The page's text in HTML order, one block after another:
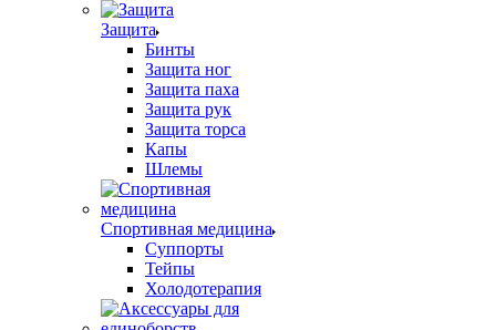
Защита
Бинты
Защита ног
Защита паха
Защита рук
Защита торса
Капы
Шлемы
Спортивная медицина
Суппорты
Тейпы
Холодотерапия